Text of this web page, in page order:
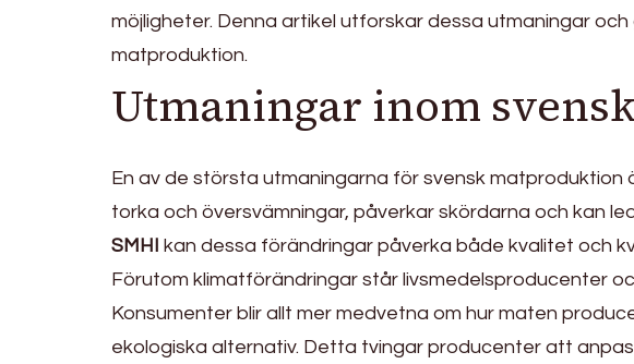
möjligheter. Denna artikel utforskar dessa utmaningar
matproduktion.
Utmaningar inom
En av de största utmaningarna för svensk matproduktion
torka och översvämningar, påverkar skördarna och kan
SMHI kan dessa förändringar påverka både kvalitet och
Förutom klimatförändringar står livsmedelsproducenter
Konsumenter blir allt mer medvetna om hur maten
ekologiska alternativ. Detta tvingar producenter att